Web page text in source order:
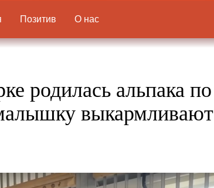
Позитив О нас
родилась альпака по
выкармливают